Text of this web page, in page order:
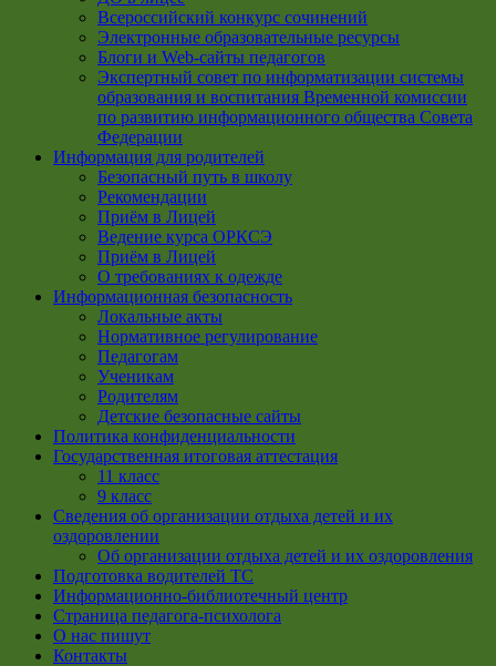
Всероссийский конкурс сочинений
Электронные образовательные ресурсы
Блоги и Web-сайты педагогов
Экспертный совет по информатизации системы
образования и воспитания Временной комиссии
по развитию информационного общества Совета
Федерации
Информация для родителей
Безопасный путь в школу
Рекомендации
Приём в Лицей
Ведение курса ОРКСЭ
Приём в Лицей
О требованиях к одежде
Информационная безопасность
Локальные акты
Нормативное регулирование
Педагогам
Ученикам
Родителям
Детские безопасные сайты
Политика конфиденциальности
Государственная итоговая аттестация
11 класс
9 класс
Сведения об организации отдыха детей и их
оздоровлении
Об организации отдыха детей и их оздоровления
Подготовка водителей ТС
Информационно-библиотечный центр
Страница педагога-психолога
О нас пишут
Контакты